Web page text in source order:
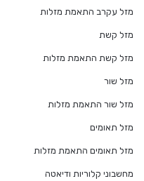
מזל עקרב התאמת מזלות
מזל קשת
מזל קשת התאמת מזלות
מזל שור
מזל שור התאמת מזלות
מזל תאומים
מזל תאומים התאמת מזלות
מחשבוני קלוריות ודיאטה